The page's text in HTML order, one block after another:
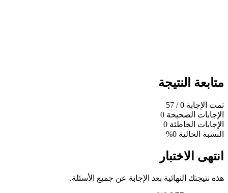
متابعة النتيجة
تمت الإجابة 0
/ 57
الإجابات الصحيحة 0
الإجابات الخاطئة 0
النسبة الحالية 0%
انتهى الاختبار
هذه نتيجتك النهائية بعد الإجابة عن جميع الأسئلة.